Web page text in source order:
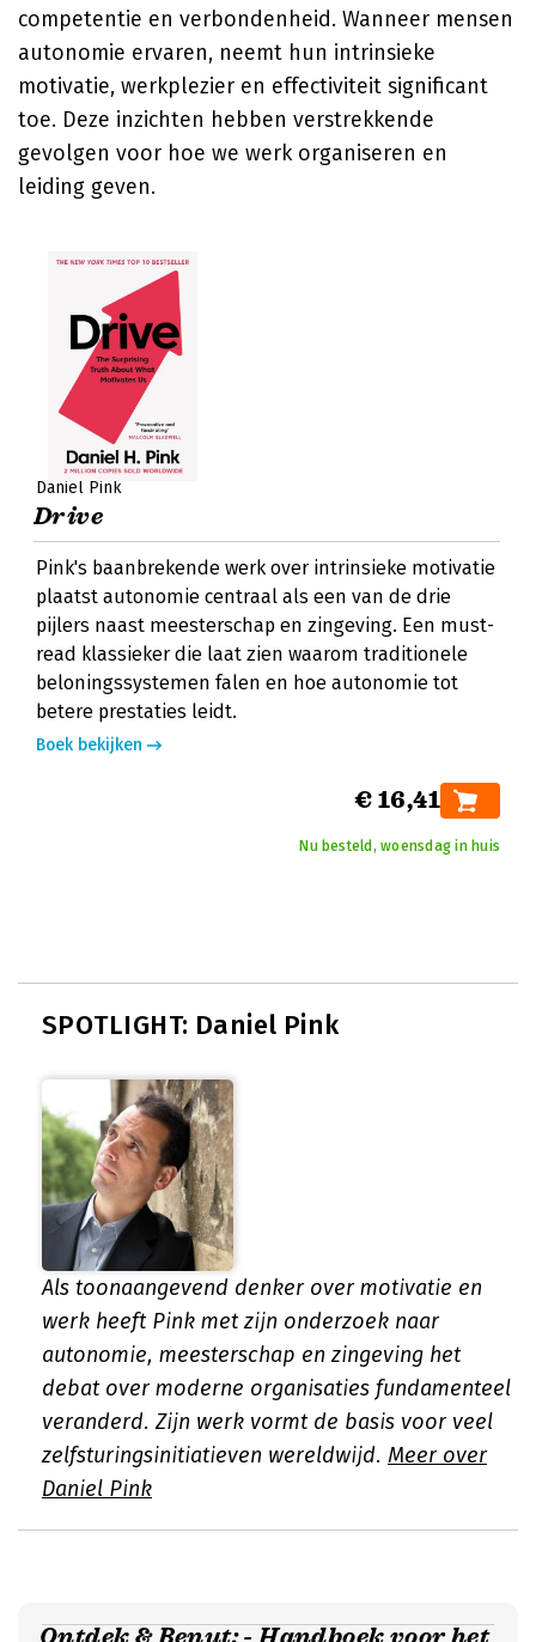
competentie en verbondenheid. Wanneer mensen
autonomie ervaren, neemt hun intrinsieke
motivatie, werkplezier en effectiviteit significant
toe. Deze inzichten hebben verstrekkende
gevolgen voor hoe we werk organiseren en
leiding geven.
Daniel Pink
Drive
Pink's baanbrekende werk over intrinsieke motivatie
plaatst autonomie centraal als een van de drie
pijlers naast meesterschap en zingeving. Een must-
read klassieker die laat zien waarom traditionele
beloningssystemen falen en hoe autonomie tot
betere prestaties leidt.
Boek bekijken
€ 16,41
Nu besteld, woensdag in huis
SPOTLIGHT: Daniel Pink
Als toonaangevend denker over motivatie en
werk heeft Pink met zijn onderzoek naar
autonomie, meesterschap en zingeving het
debat over moderne organisaties fundamenteel
veranderd. Zijn werk vormt de basis voor veel
zelfsturingsinitiatieven wereldwijd. Meer over
Daniel Pink